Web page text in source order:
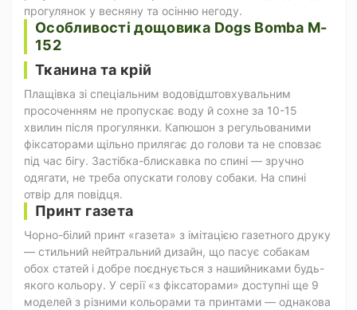
прогулянок у весняну та осінню негоду.
Особливості дощовика Dogs Bomba M-
152
Тканина та крій
Плащівка зі спеціальним водовідштовхувальним
просоченням не пропускає воду й сохне за 10-15
хвилин після прогулянки. Капюшон з регульованими
фіксаторами щільно прилягає до голови та не сповзає
під час бігу. Застібка-блискавка по спині — зручно
одягати, не треба опускати голову собаки. На спині
отвір для повідця.
Принт газета
Чорно-білий принт «газета» з імітацією газетного друку
— стильний нейтральний дизайн, що пасує собакам
обох статей і добре поєднується з нашийниками будь-
якого кольору. У серії «з фіксаторами» доступні ще 9
моделей з різними кольорами та принтами — однакова